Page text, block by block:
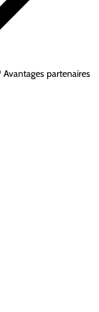
Avantages partenaires